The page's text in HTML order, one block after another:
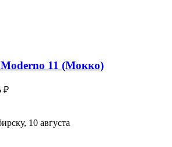
11 (Мокко)
₽
10 августа